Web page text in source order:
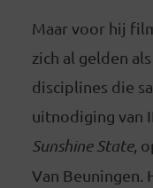
Maar voor hij
zich al gelden
disciplines die
uitnodiging van
Sunshine State,
Van Beuningen.